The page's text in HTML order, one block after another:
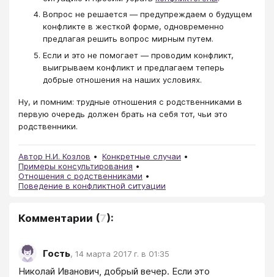
Вопрос не решается — предупреждаем о будущем
конфликте в жесткой форме, одновременно
предлагая решить вопрос мирным путем.
Если и это не помогает — проводим конфликт,
выигрываем конфликт и предлагаем теперь
добрые отношения на наших условиях.
Ну, и помним: трудные отношения с родственниками в
первую очередь должен брать на себя тот, чьи это
родственники.
Автор Н.И. Козлов
Конкретные случаи
Примеры консультирования
Отношения с родственниками
Поведение в конфликтной ситуации
Комментарии (7):
Гость, 14 марта 2017 г. в 01:35
Николай Иванович, добрый вечер. Если это